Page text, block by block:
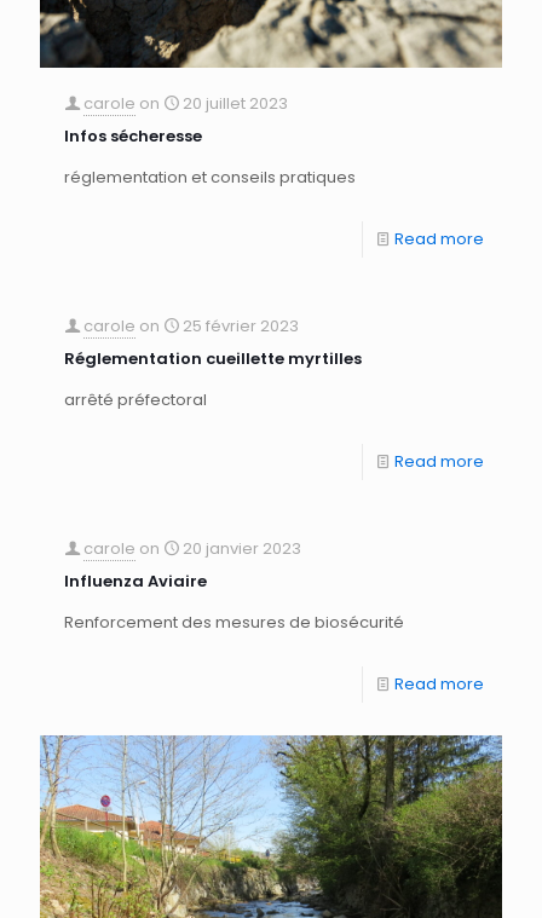
carole on
20 juillet 2023
Infos sécheresse
réglementation et conseils pratiques
Read more
carole on
25 février 2023
Réglementation cueillette myrtilles
arrêté préfectoral
Read more
carole on
20 janvier 2023
Influenza Aviaire
Renforcement des mesures de biosécurité
Read more